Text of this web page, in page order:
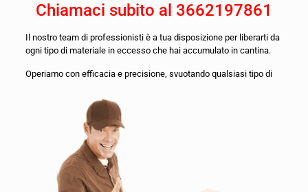
Chiamaci subito al 3662197861
Il nostro team di professionisti è a tua disposizione per liberarti da
ogni tipo di materiale in eccesso che hai accumulato in cantina.
Operiamo con efficacia e precisione, svuotando qualsiasi tipo di